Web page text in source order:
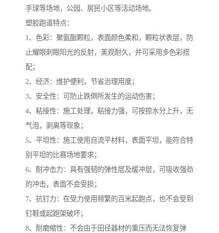
手球等场地，公园、居民小区等活动场地。
塑胶跑道特点：
1、色彩：聚氨酯颗粒，表面颜色柔和，颗粒状表层，防
止耀眼刺眼阳光的反射，美观耐久，并可采用多色彩搭
配；
2、经济：维护便利，节省治理用度；
3、安全性：可防止跌倒所发生的运动伤害；
4、粘接性：施工处理，粘接力强，可按捺水分上升，无
气泡，剥离等现象；
5、平坦性：施工使用自流平材料，表面平坦，能符合特
别平坦的比赛场地要求；
6、耐冲击力：具有强韧的弹性层及缓冲层，可吸收强劲
的冲击，表面不会受损；
7、抗钉力：在受力使用频繁的百米起跑点，也不会受到
钉鞋或起跑架破坏；
8、耐磨缩性：不会由于田径器材的重压而无法恢复弹